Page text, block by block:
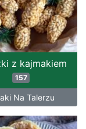
z kajmakiem
157
Na Talerzu